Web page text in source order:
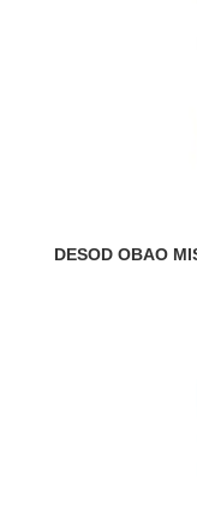
DESOD OBAO